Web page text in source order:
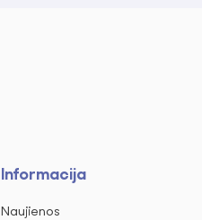
Informacija
Naujienos